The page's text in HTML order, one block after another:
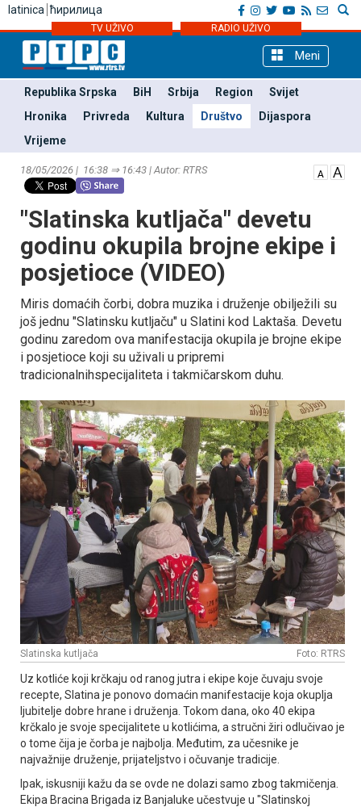
latinica ћирилица
TV UŽIVO RADIO UŽIVO
Meni
Republika Srpska BiH Srbija Region
Svijet
Hronika
Privreda Kultura Društvo
Dijaspora
Vrijeme
18/05/2026 | 16:38 ⇒ 16:43 | Autor: RTRS
"Slatinska kutljača" devetu
godinu okupila brojne ekipe i
posjetioce (VIDEO)
Miris domaćih čorbi, dobra muzika i druženje obilježili su
još jednu "Slatinsku kutljaču" u Slatini kod Laktaša. Devetu
godinu zaredom ova manifestacija okupila je brojne ekipe
i posjetioce koji su uživali u pripremi
tradicionalnihspecijaliteta i takmičarskom duhu.
Slatinska kutljača Foto: RTRS
Uz kotliće koji krčkaju od ranog jutra i ekipe koje čuvaju svoje
recepte, Slatina je ponovo domaćin manifestacije koja okuplja
ljubitelje dobre hrane i druženja. Tokom dana, oko 40 ekipa
krčkalo je svoje specijalitete u kotlićima, a stručni žiri odlučivao je
o tome čija je čorba je najbolja. Međutim, za učesnike je
najvažnije druženje, prijateljstvo i očuvanje tradicije.
Ipak, iskusniji kažu da se ovde ne dolazi samo zbog takmičenja.
Ekipa Bracina Brigada iz Banjaluke učestvuje u "Slatinskoj